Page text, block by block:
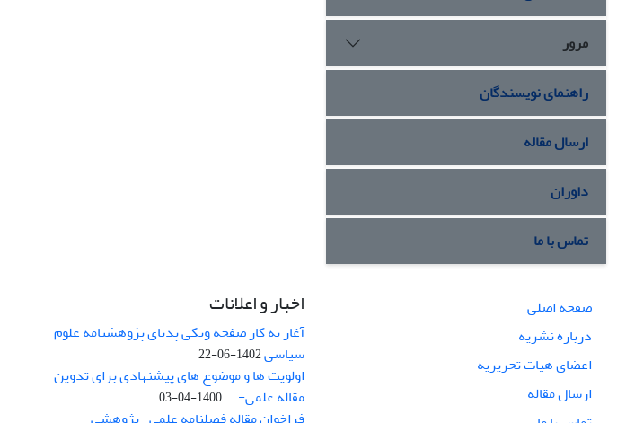
مرور
راهنمای نویسندگان
ارسال مقاله
داوران
تماس با ما
صفحه اصلی
درباره نشریه
اعضای هیات تحریریه
ارسال مقاله
اخبار و اعلانات
آغاز به کار صفحه ویکی پدیای پژوهشنامه علوم
سیاسی1402-06-22
اولویت ها و موضوع های پیشنهادی برای تدوین
مقاله علمی- ...1400-04-03